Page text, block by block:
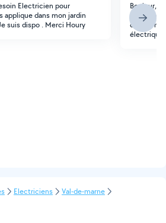
Electricien pour
applique dans mon jardin
suis dispo . Merci Houry
Bonjour,
dépose et
creuse
Electriciens
Val-de-marne